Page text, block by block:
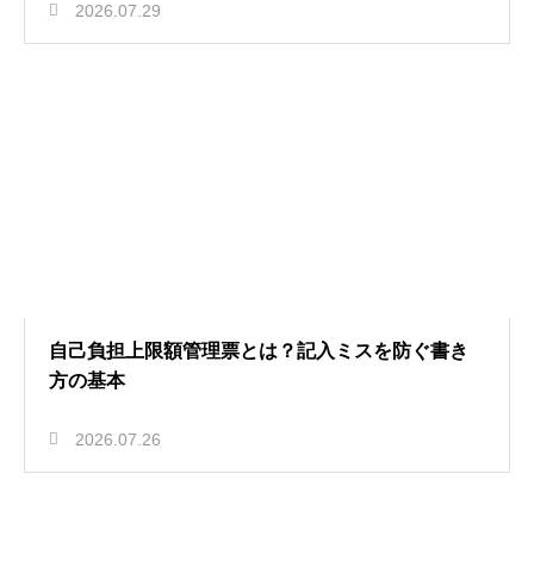
2026.07.29
自己負担上限額管理票とは？記入ミスを防ぐ書き
方の基本
2026.07.26